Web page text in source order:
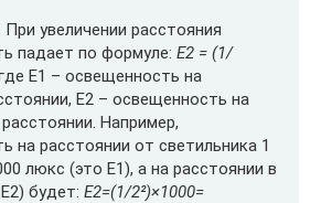
увеличении расстояния
падает по формуле: E2 = (1/
E1 – освещенность на
Е2 – освещенность на
Например,
на расстоянии от светильника 1
люкс (это Е1), а на расстоянии в
будет: E2=(1/2²)×1000=